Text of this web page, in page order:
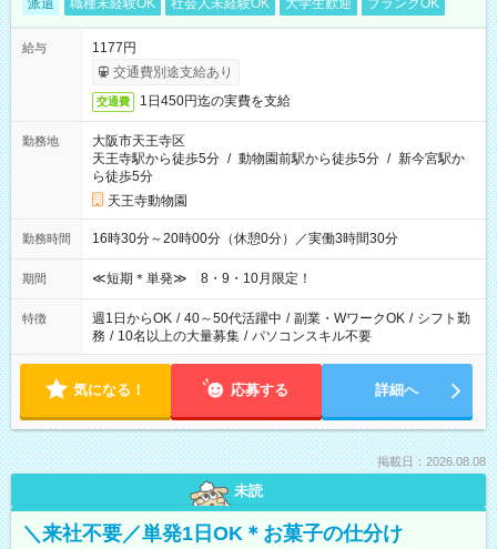
派遣 職種未経験OK 社会人未経験OK 大学生歓迎 ブランクOK
給与
1177円
交通費別途支給あり
交通費 1日450円迄の実費を支給
勤務地
大阪市天王寺区
天王寺駅から徒歩5分 / 動物園前駅から徒歩5分 / 新今宮駅か
ら徒歩5分
天王寺動物園
勤務時間 16時30分～20時00分（休憩0分）／実働3時間30分
期間 ≪短期＊単発≫ 8・9・10月限定！
特徴 週1日からOK / 40～50代活躍中 / 副業・WワークOK / シフト勤
務 / 10名以上の大量募集 / パソコンスキル不要
気になる！ 応募する 詳細へ
掲載日：2026.08.08
未読
＼来社不要／単発1日OK＊お菓子の仕分け